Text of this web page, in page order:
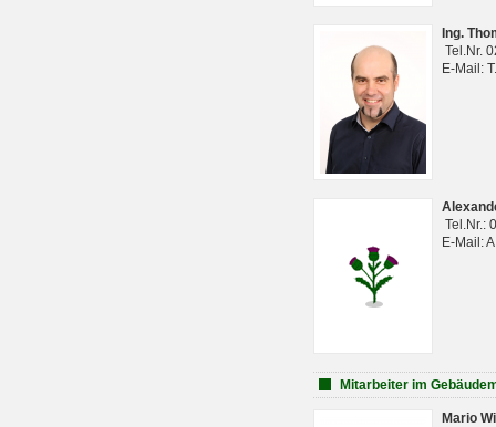
Ing.
Tel.Nr.
E-Mail:
Tel.Nr.:
E-Mail:
Mitarbeiter im
Mario